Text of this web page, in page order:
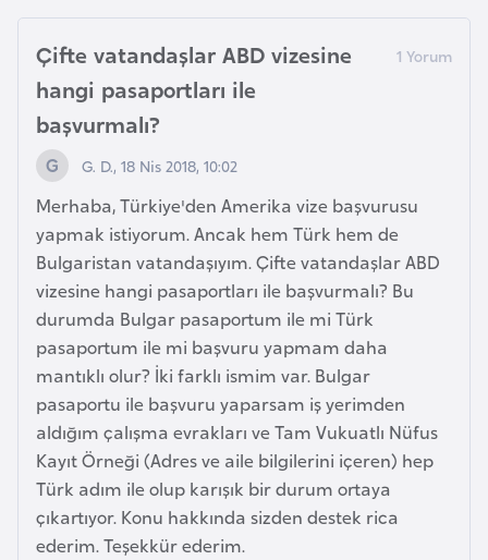
Çifte vatandaşlar ABD vizesine
hangi pasaportları ile
başvurmalı?
G. D., 18 Nis 2018, 10:02
Merhaba, Türkiye'den Amerika vize başvurusu
yapmak istiyorum. Ancak hem Türk hem de
Bulgaristan vatandaşıyım. Çifte vatandaşlar ABD
vizesine hangi pasaportları ile başvurmalı? Bu
durumda Bulgar pasaportum ile mi Türk
pasaportum ile mi başvuru yapmam daha
mantıklı olur? İki farklı ismim var. Bulgar
pasaportu ile başvuru yaparsam iş yerimden
aldığım çalışma evrakları ve Tam Vukuatlı Nüfus
Kayıt Örneği (Adres ve aile bilgilerini içeren) hep
Türk adım ile olup karışık bir durum ortaya
çıkartıyor. Konu hakkında sizden destek rica
ederim. Teşekkür ederim.
d
e
ş
B
e
l
r
u
B
e
l
ç
i
k
a